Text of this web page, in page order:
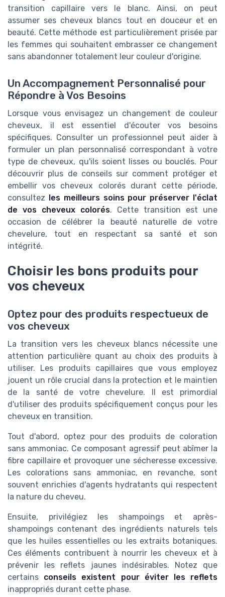
transition capillaire vers le blanc. Ainsi, on peut
assumer ses cheveux blancs tout en douceur et en
beauté. Cette méthode est particulièrement prisée par
les femmes qui souhaitent embrasser ce changement
sans abandonner totalement leur couleur d'origine.
Un Accompagnement Personnalisé pour
Répondre à Vos Besoins
Lorsque vous envisagez un changement de couleur
cheveux, il est essentiel d'écouter vos besoins
spécifiques. Consulter un professionnel peut aider à
formuler un plan personnalisé correspondant à votre
type de cheveux, qu'ils soient lisses ou bouclés. Pour
découvrir plus de conseils sur comment protéger et
embellir vos cheveux colorés durant cette période,
consultez les meilleurs soins pour préserver l'éclat
de vos cheveux colorés. Cette transition est une
occasion de célébrer la beauté naturelle de votre
chevelure, tout en respectant sa santé et son
intégrité.
Choisir les bons produits pour
vos cheveux
Optez pour des produits respectueux de
vos cheveux
La transition vers les cheveux blancs nécessite une
attention particulière quant au choix des produits à
utiliser. Les produits capillaires que vous employez
jouent un rôle crucial dans la protection et le maintien
de la santé de votre chevelure. Il est primordial
d'utiliser des produits spécifiquement conçus pour les
cheveux en transition.
Tout d'abord, optez pour des produits de coloration
sans ammoniac. Ce composant agressif peut abîmer la
fibre capillaire et provoquer une sécheresse excessive.
Les colorations sans ammoniac, en revanche, sont
souvent enrichies d'agents hydratants qui respectent
la nature du cheveu.
Ensuite, privilégiez les shampoings et après-
shampoings contenant des ingrédients naturels tels
que les huiles essentielles ou les extraits botaniques.
Ces éléments contribuent à nourrir les cheveux et à
prévenir les reflets jaunes indésirables. Notez que
certains conseils existent pour éviter les reflets
inappropriés durant cette phase.